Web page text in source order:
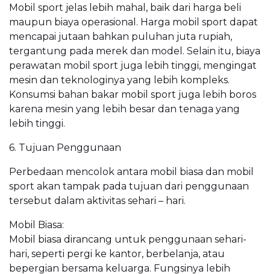
Mobil sport jelas lebih mahal, baik dari harga beli
maupun biaya operasional. Harga mobil sport dapat
mencapai jutaan bahkan puluhan juta rupiah,
tergantung pada merek dan model. Selain itu, biaya
perawatan mobil sport juga lebih tinggi, mengingat
mesin dan teknologinya yang lebih kompleks.
Konsumsi bahan bakar mobil sport juga lebih boros
karena mesin yang lebih besar dan tenaga yang
lebih tinggi.
6. Tujuan Penggunaan
Perbedaan mencolok antara mobil biasa dan mobil
sport akan tampak pada tujuan dari penggunaan
tersebut dalam aktivitas sehari – hari.
Mobil Biasa:
Mobil biasa dirancang untuk penggunaan sehari-
hari, seperti pergi ke kantor, berbelanja, atau
bepergian bersama keluarga. Fungsinya lebih